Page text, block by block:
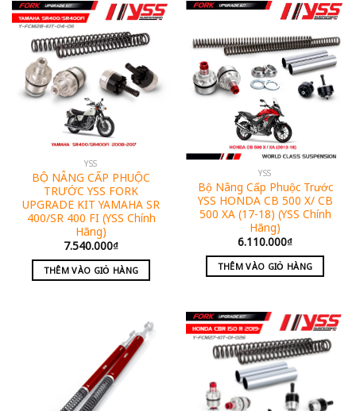
YSS
BỘ NÂNG CẤP PHUỘC
TRƯỚC YSS FORK
UPGRADE KIT YAMAHA SR
400/SR 400 FI (YSS Chính
Hãng)
7.540.000₫
THÊM VÀO GIỎ HÀNG
YSS
Bộ Nâng Cấp Phuộc Trước
YSS HONDA CB 500 X/ CB
500 XA (17-18) (YSS Chính
Hãng)
6.110.000₫
THÊM VÀO GIỎ HÀNG